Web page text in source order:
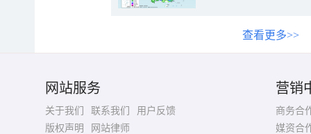
查看更多>>
网站服务
关于我们 联系我们
用户反馈
版权声明
网站律师
营销
商务合
媒资合